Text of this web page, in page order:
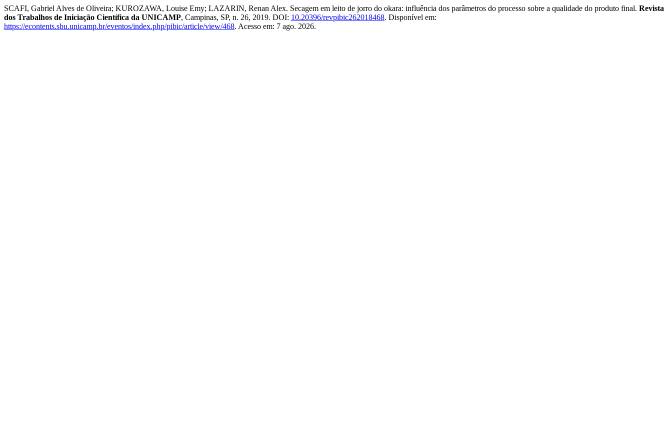
SCAFI, Gabriel Alves de Oliveira; KUROZAWA, Louise Emy; LAZARIN, Renan Alex. Secagem em leito de jorro do okara: influência dos parâmetros do processo sobre a qualidade do produto final. Revista
dos Trabalhos de Iniciação Científica da UNICAMP, Campinas, SP, n. 26, 2019. DOI: 10.20396/revpibic262018468. Disponível em:
https://econtents.sbu.unicamp.br/eventos/index.php/pibic/article/view/468. Acesso em: 7 ago. 2026.